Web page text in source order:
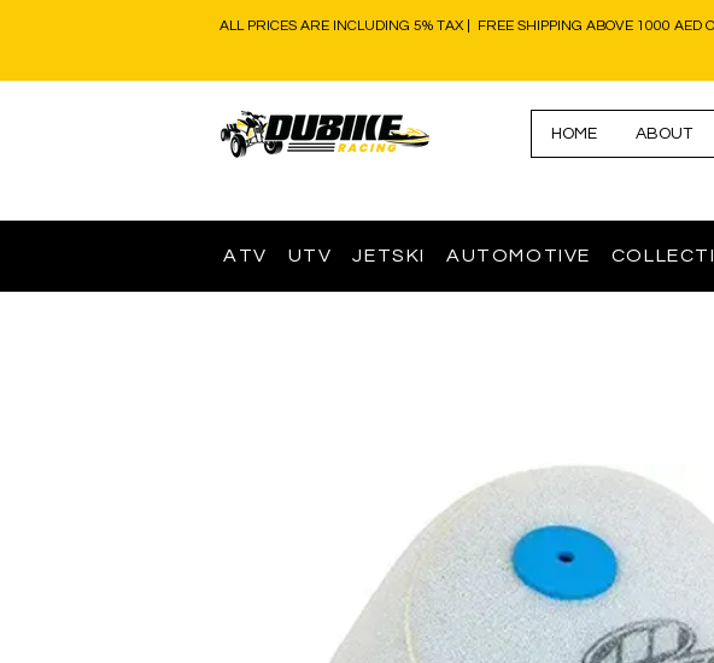
ALL PRICES ARE INCLUDING 5% TAX | FREE SHIPPING ABOVE 1000 AED
HOME ABOUT
ATV UTV JETSKI AUTOMOTIVE